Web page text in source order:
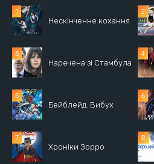
Нескінченне кохання
Наречена зі Стамбула
Бейблейд. Вибух
Хроніки Зорро